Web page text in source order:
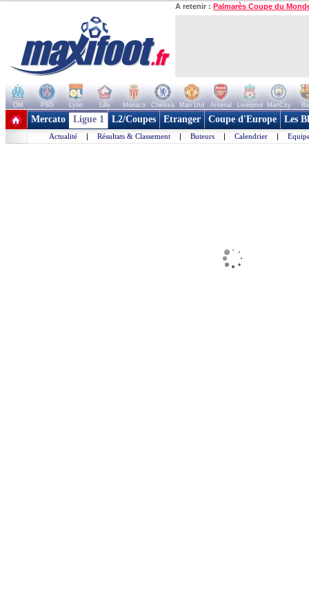
A retenir : Palmarès Coupe du
OM PSG Lyon Lille Monaco Chelsea Man Utd Arsenal Liverpool ManCity
+ de clubs
Mercato Ligue 1 L2/Coupes Etranger Coupe d'Europe Les
Actualité | Résultats & Classement | Buteurs | Calendrier |